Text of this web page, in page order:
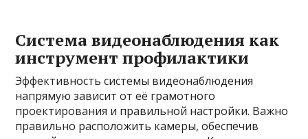
Система видеонаблюдения как
инструмент профилактики
Эффективность системы видеонаблюдения
напрямую зависит от её грамотного
проектирования и правильной настройки. Важно
правильно расположить камеры, обеспечив